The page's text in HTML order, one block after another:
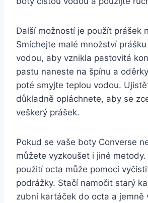
Další možností ⁤je⁢ použít ⁣prášek
Smíchejte ⁣malé množství
vodou, aby⁢ vznikla pastovitá⁢
pastu naneste⁤ na​ špínu a
⁣poté smyjte ‍teplou ‍vodou.
důkladně opláchnete, aby se
veškerý ⁤prášek.
Pokud⁢ se ​vaše boty⁤ Converse‍
můžete vyzkoušet​ i jiné⁢ metody.
použití⁢ octa může pomoci
podrážky. Stačí ‍namočit starý
zubní⁢ kartáček do ⁣octa a​ jemně